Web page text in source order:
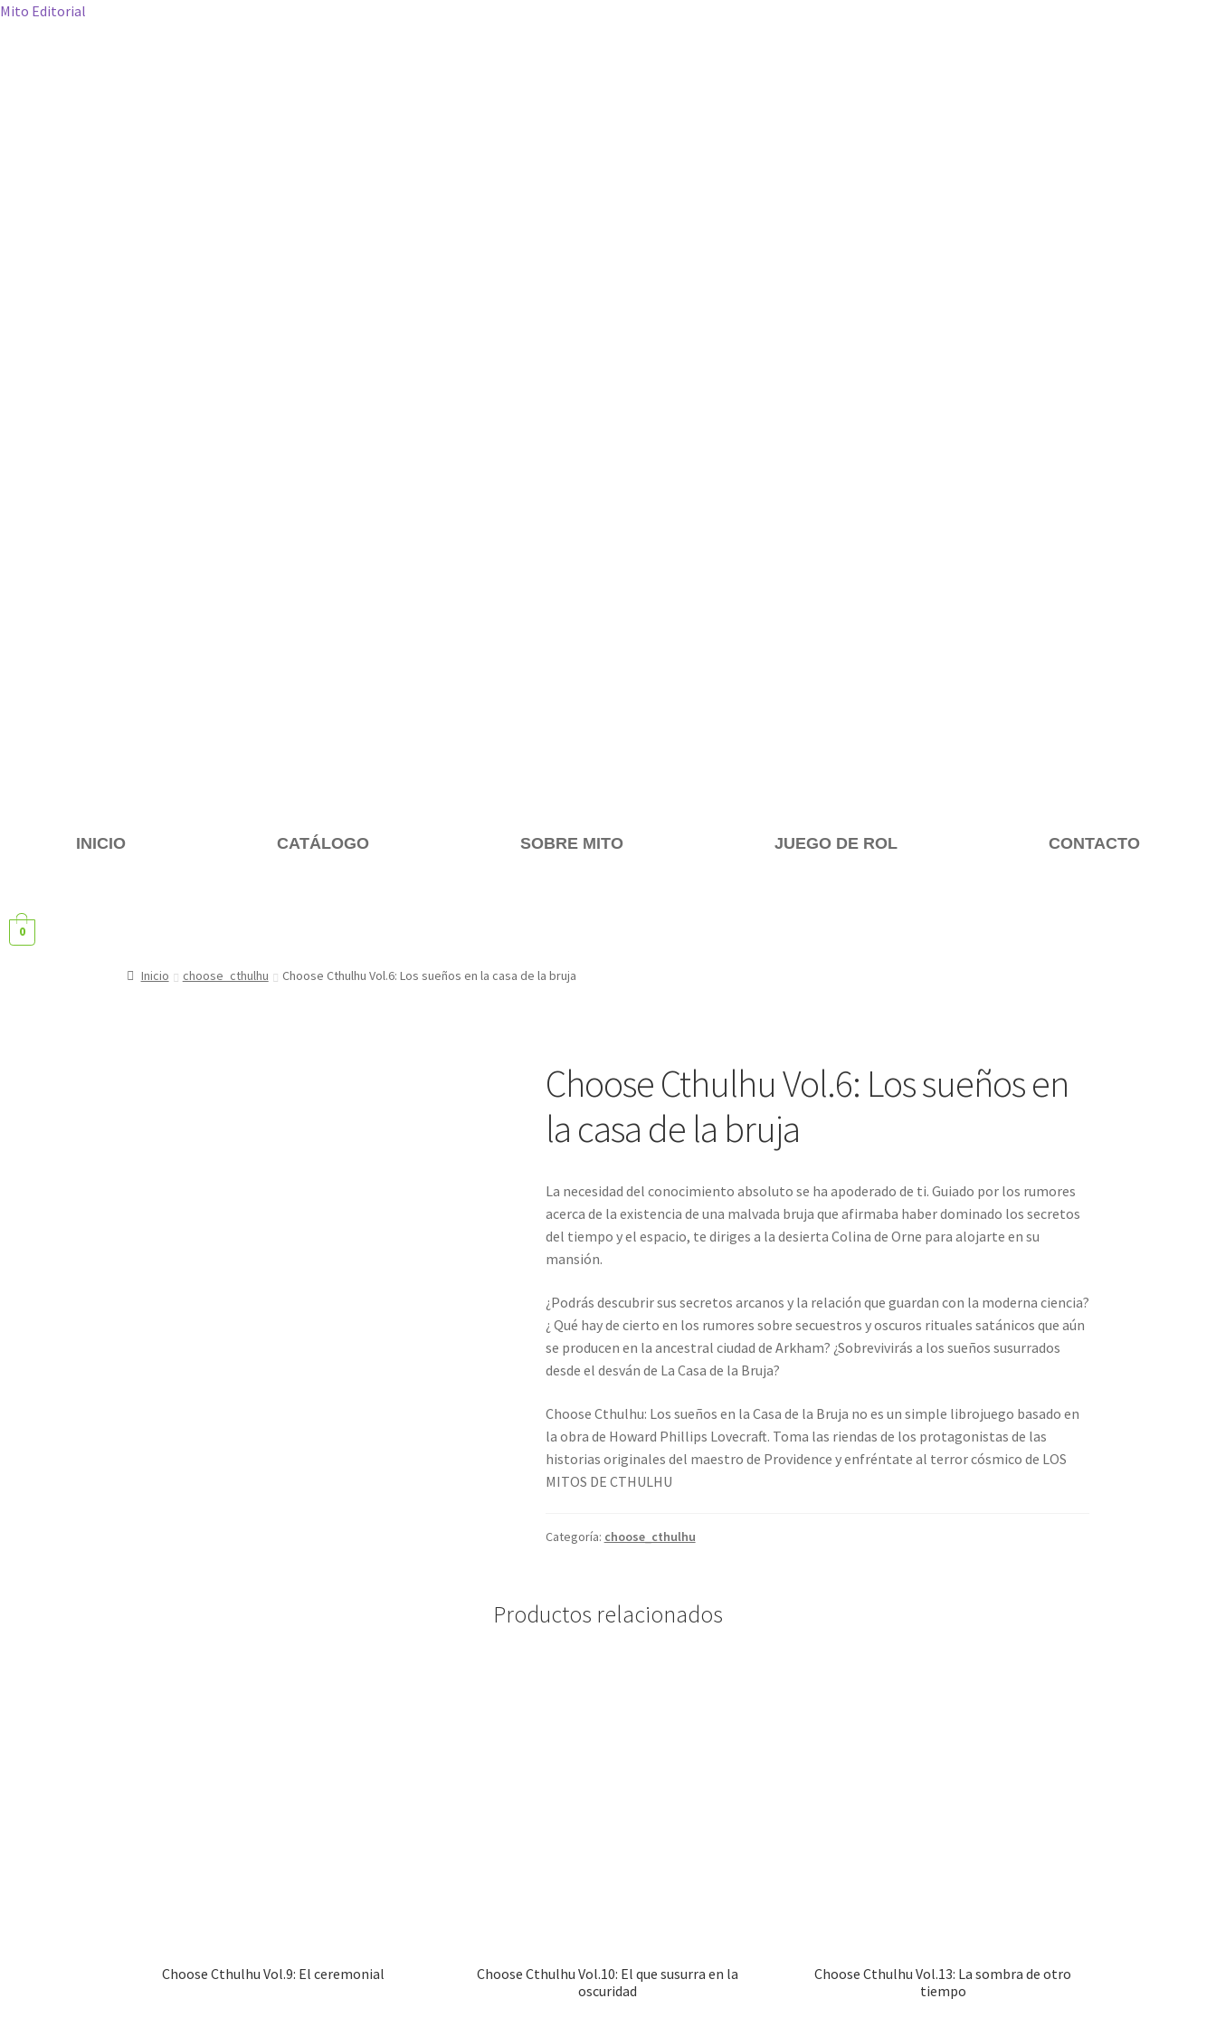
Mito Editorial
INICIO CATÁLOGO SOBRE MITO JUEGO DE ROL CONTACTO
0
Inicio choose_cthulhu Choose Cthulhu Vol.6: Los sueños en la casa de la bruja
Choose Cthulhu Vol.6: Los sueños en
la casa de la bruja
La necesidad del conocimiento absoluto se ha apoderado de ti. Guiado por los rumores
acerca de la existencia de una malvada bruja que afirmaba haber dominado los secretos
del tiempo y el espacio, te diriges a la desierta Colina de Orne para alojarte en su
mansión.
¿Podrás descubrir sus secretos arcanos y la relación que guardan con la moderna ciencia?
¿ Qué hay de cierto en los rumores sobre secuestros y oscuros rituales satánicos que aún
se producen en la ancestral ciudad de Arkham? ¿Sobrevivirás a los sueños susurrados
desde el desván de La Casa de la Bruja?
Choose Cthulhu: Los sueños en la Casa de la Bruja no es un simple librojuego basado en
la obra de Howard Phillips Lovecraft. Toma las riendas de los protagonistas de las
historias originales del maestro de Providence y enfréntate al terror cósmico de LOS
MITOS DE CTHULHU
Categoría: choose_cthulhu
Productos relacionados
Choose Cthulhu Vol.9: El ceremonial
Choose Cthulhu Vol.10: El que susurra en la
oscuridad
Choose Cthulhu Vol.13: La sombra de otro
tiempo